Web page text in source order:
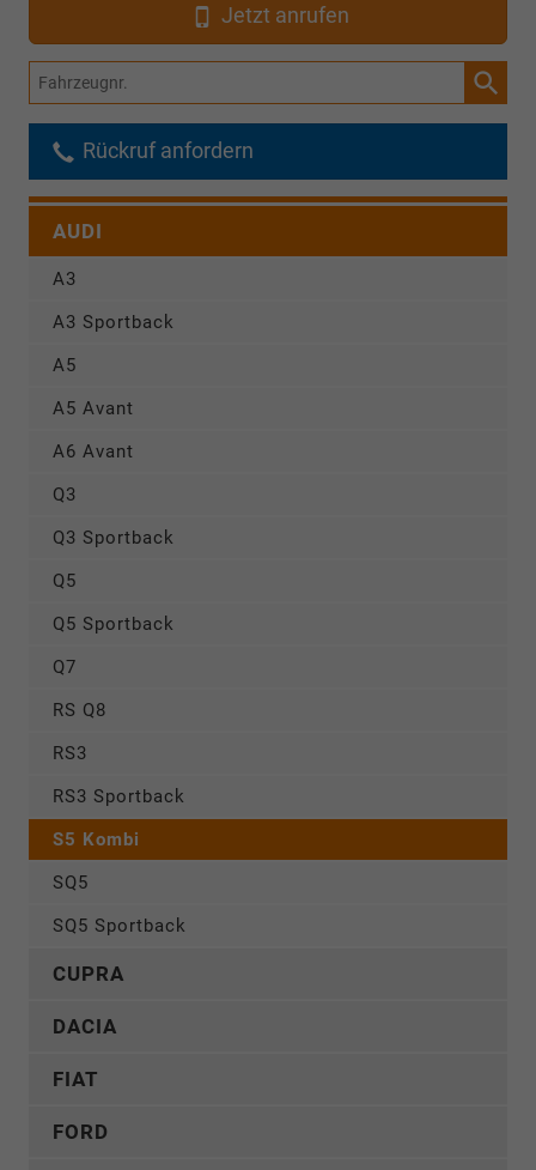
Jetzt anrufen
Fahrzeugnr.
Rückruf anfordern
AUDI
A3
A3 Sportback
A5
A5 Avant
A6 Avant
Q3
Q3 Sportback
Q5
Q5 Sportback
Q7
RS Q8
RS3
RS3 Sportback
S5 Kombi
SQ5
SQ5 Sportback
CUPRA
DACIA
FIAT
FORD